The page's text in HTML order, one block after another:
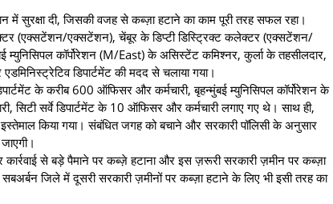
सुरक्षा दी, जिसकी वजह से कब्ज़ा हटाने का काम पूरी तरह सफल रहा।
(एक्सटेंशन/एक्सटेंशन), चेंबूर के डिप्टी डिस्ट्रिक्ट कलेक्टर (एक्सटेंशन/
कॉर्पोरेशन (M/East) के असिस्टेंट कमिश्नर, कुर्ला के तहसीलदार,
डिपार्टमेंट की मदद से चलाया गया।
के करीब 600 ऑफिसर और कर्मचारी, बृहन्मुंबई म्युनिसिपल कॉर्पोरेशन के
सिटी सर्वे डिपार्टमेंट के 10 ऑफिसर और कर्मचारी लगाए गए थे। साथ ही,
किया गया। संबंधित जगह को बचाने और सरकारी पॉलिसी के अनुसार
से बड़े पैमाने पर कब्ज़े हटाना और इस ज़रूरी सरकारी ज़मीन पर कब्ज़ा
जिले में दूसरी सरकारी ज़मीनों पर कब्ज़ा हटाने के लिए भी इसी तरह का